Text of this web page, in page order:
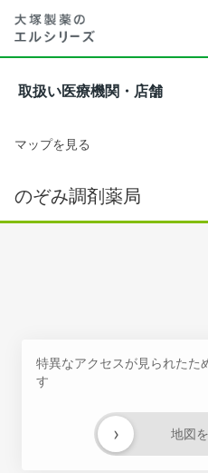
取扱い医療機関・店舗
マップを見る
のぞみ調剤薬局
特異なアクセスが見られたた
す
地図
›